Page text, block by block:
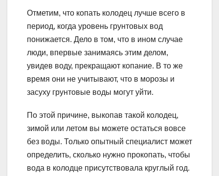
Отметим, что копать колодец лучше всего в
период, когда уровень грунтовых вод
понижается. Дело в том, что в ином случае
люди, впервые занимаясь этим делом,
увидев воду, прекращают копание. В то же
время они не учитывают, что в морозы и
засуху грунтовые воды могут уйти.
По этой причине, выкопав такой колодец,
зимой или летом вы можете остаться вовсе
без воды. Только опытный специалист может
определить, сколько нужно прокопать, чтобы
вода в колодце присутствовала круглый год.